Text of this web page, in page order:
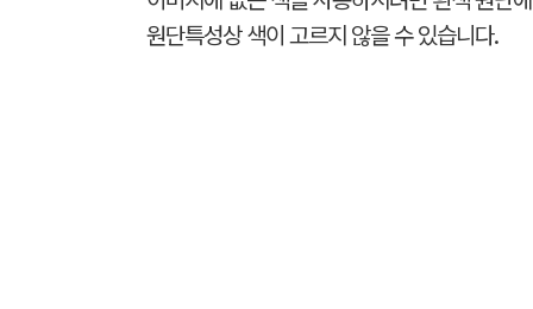
원단특성상 색이 고르지 않을 수 있습니다.